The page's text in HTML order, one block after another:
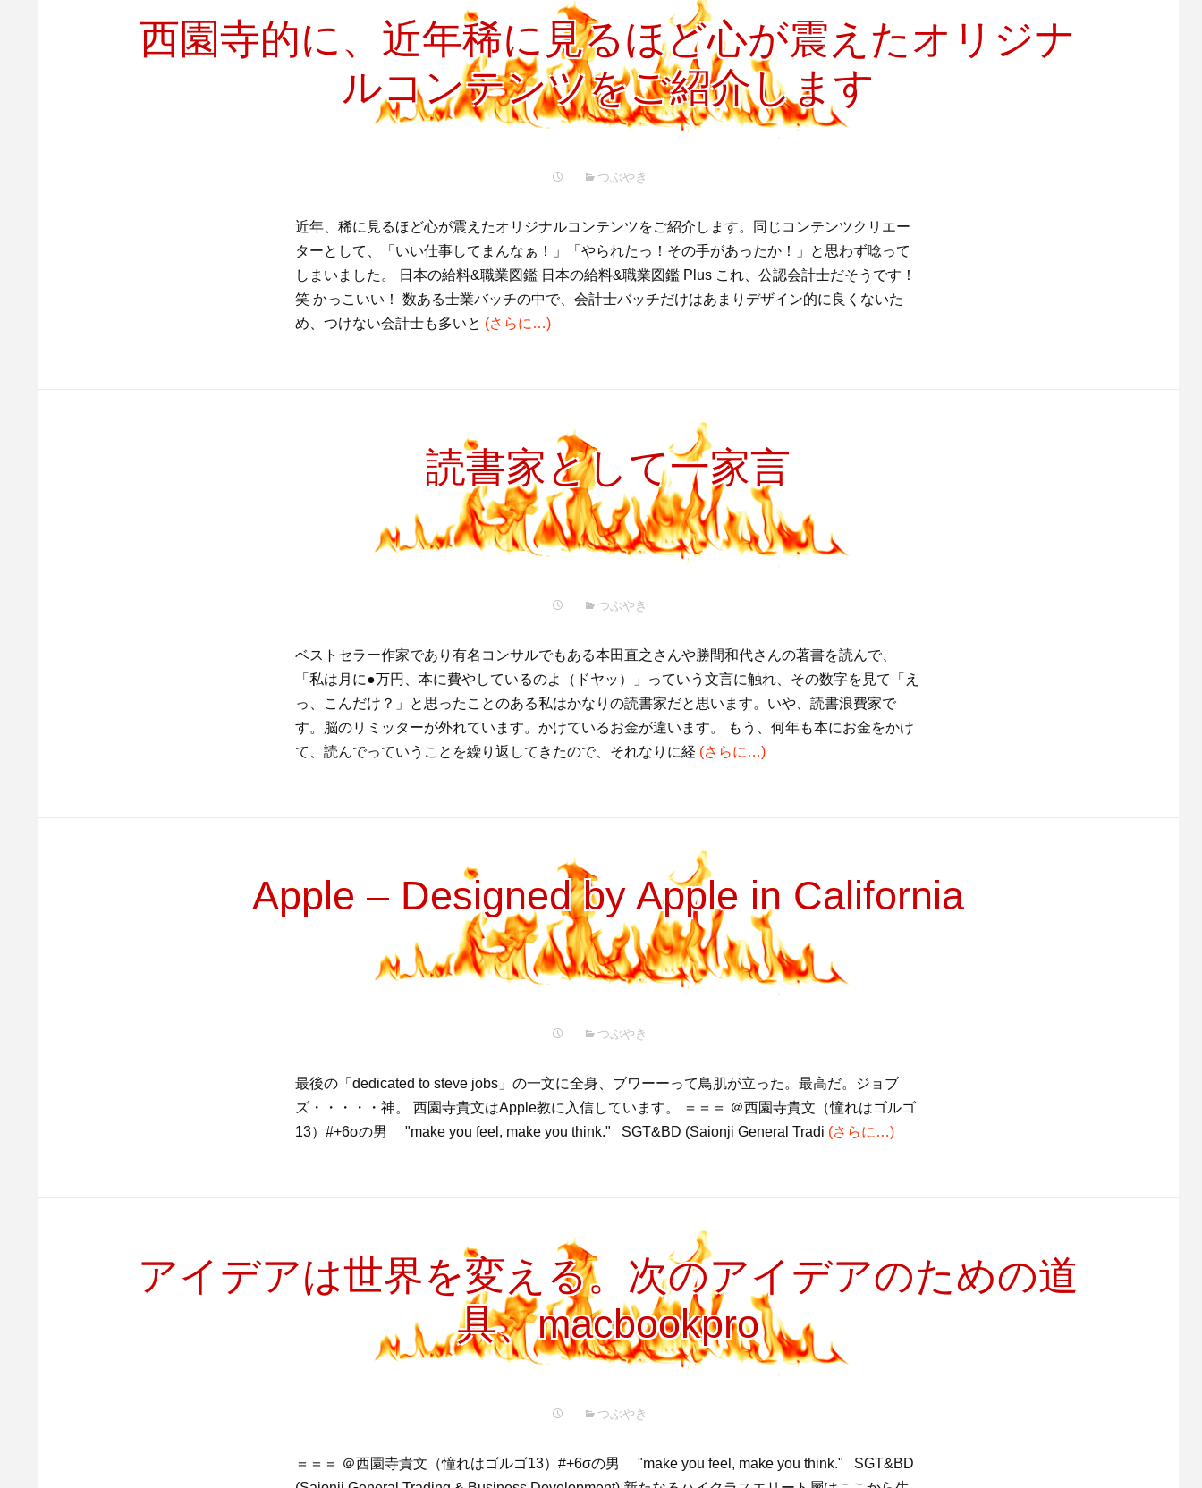
西園寺的に、近年稀に見るほど心が震えたオリジナ
ルコンテンツをご紹介します
つぶやき
近年、稀に見るほど心が震えたオリジナルコンテンツをご紹介します。同じコンテンツクリエー
ターとして、「いい仕事してまんなぁ！」「やられたっ！その手があったか！」と思わず唸って
しまいました。 日本の給料&職業図鑑 日本の給料&職業図鑑 Plus これ、公認会計士だそうです！
笑 かっこいい！ 数ある士業バッチの中で、会計士バッチだけはあまりデザイン的に良くないた
め、つけない会計士も多いと (さらに…)
読書家として一家言
つぶやき
ベストセラー作家であり有名コンサルでもある本田直之さんや勝間和代さんの著書を読んで、
「私は月に●万円、本に費やしているのよ（ドヤッ）」っていう文言に触れ、その数字を見て「え
っ、こんだけ？」と思ったことのある私はかなりの読書家だと思います。いや、読書浪費家で
す。脳のリミッターが外れています。かけているお金が違います。 もう、何年も本にお金をかけ
て、読んでっていうことを繰り返してきたので、それなりに経 (さらに…)
Apple – Designed by Apple in California
つぶやき
最後の「dedicated to steve jobs」の一文に全身、ブワーーって鳥肌が立った。最高だ。ジョブ
ズ・・・・・神。 西園寺貴文はApple教に入信しています。 ＝＝＝ ＠西園寺貴文（憧れはゴルゴ
13）#+6σの男 "make you feel, make you think." SGT&BD (Saionji General Tradi (さらに…)
アイデアは世界を変える。次のアイデアのための道
具、macbookpro
つぶやき
＝＝＝ ＠西園寺貴文（憧れはゴルゴ13）#+6σの男 "make you feel, make you think." SGT&BD